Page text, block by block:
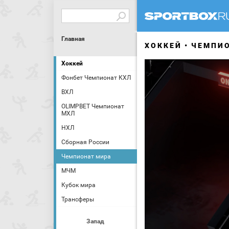
Главная
Хоккей
Фонбет Чемпионат КХЛ
ВХЛ
OLIMPBET Чемпионат
МХЛ
НХЛ
Сборная России
Чемпионат мира
МЧМ
Кубок мира
Трансферы
Запад
ХОККЕЙ